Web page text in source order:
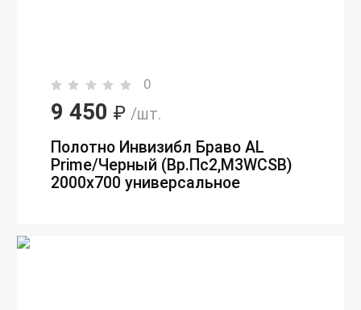
0
9 450 ₽ /шт.
Полотно Инвизибл Браво AL
Prime/Черный (Вр.Пc2,M3WCSB)
2000х700 универсальное